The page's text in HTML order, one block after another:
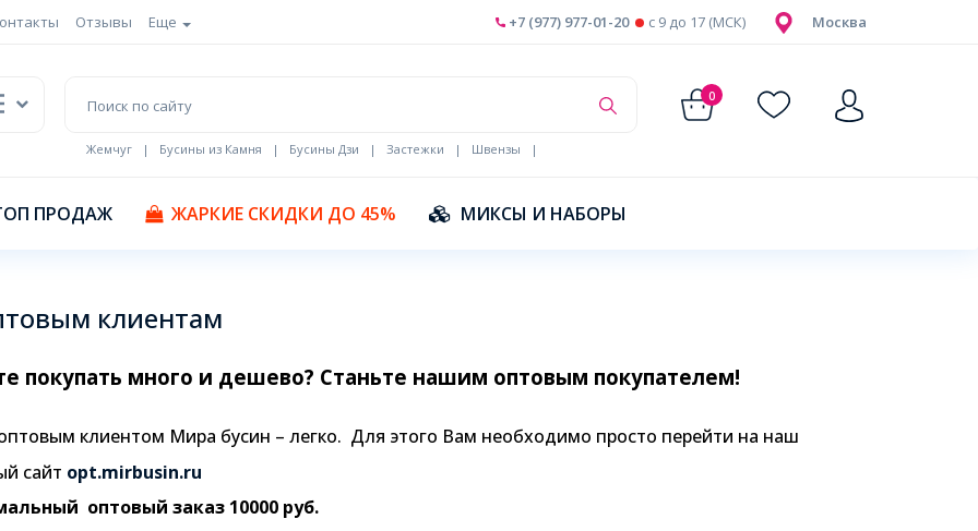
Отзывы Еще Москва
+7 (977) 977-01-20 c 9 до 17 (МСК)
0
Жемчуг | Бусины из Камня | Бусины Дзи | Застежки | Швензы
|
ПРОДАЖ ЖАРКИЕ СКИДКИ ДО 45% МИКСЫ И НАБОРЫ
клиентам
покупать много и дешево? Станьте нашим оптовым покупателем!
клиентом Мира бусин – легко. Для этого Вам необходимо просто перейти на наш
сайт opt.mirbusin.ru
оптовый заказ 10000 руб.